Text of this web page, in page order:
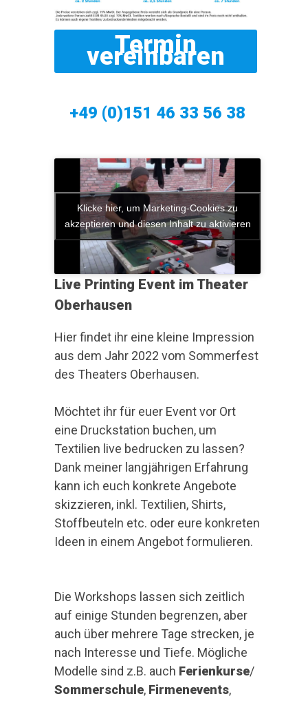
Termin
vereinbaren
+49 (0)151 46 33 56 38
Klicke hier, um Marketing-Cookies zu
akzeptieren und diesen Inhalt zu aktivieren
Live Printing Event im Theater
Oberhausen
Hier findet ihr eine kleine Impression
aus dem Jahr 2022 vom Sommerfest
des Theaters Oberhausen.
Möchtet ihr für euer Event vor Ort
eine Druckstation buchen, um
Textilien live bedrucken zu lassen?
Dank meiner langjährigen Erfahrung
kann ich euch konkrete Angebote
skizzieren, inkl. Textilien, Shirts,
Stoffbeuteln etc. oder eure konkreten
Ideen in einem Angebot formulieren.
Die Workshops lassen sich zeitlich
auf einige Stunden begrenzen, aber
auch über mehrere Tage strecken, je
nach Interesse und Tiefe. Mögliche
Modelle sind z.B. auch Ferienkurse/
Sommerschule, Firmenevents,